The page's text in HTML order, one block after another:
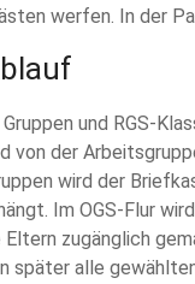
werfen. In der
Gruppen und RGS-
von der
wird der
Im OGS-Flur
Eltern zugänglich
später alle